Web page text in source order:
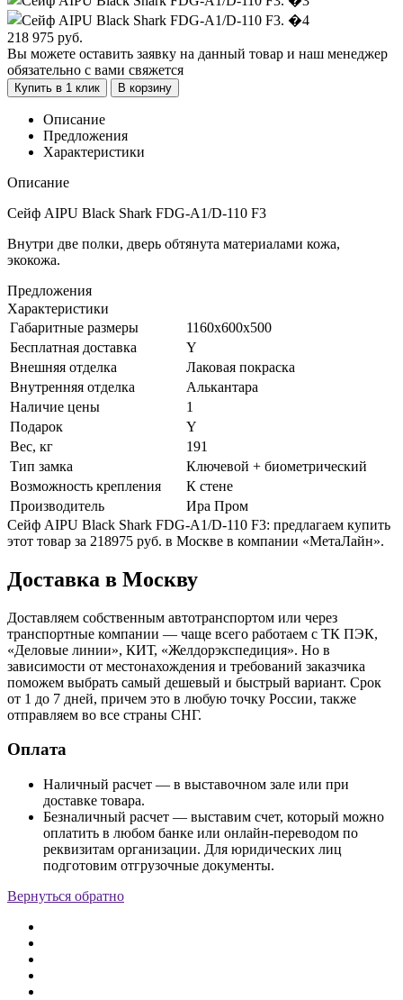
218 975 руб.
Вы можете оставить заявку на данный товар и наш менеджер
обязательно с вами свяжется
Купить в 1 клик В корзину
Описание
Предложения
Характеристики
Описание
Сейф AIPU Black Shark FDG-A1/D-110 F3
Внутри две полки, дверь обтянута материалами кожа,
экокожа.
Предложения
Характеристики
Габаритные размеры
1160x600x500
Бесплатная доставка
Y
Внешняя отделка
Лаковая покраска
Внутренняя отделка
Алькантара
Наличие цены
1
Подарок
Y
Вес, кг
191
Тип замка
Ключевой + биометрический
Возможность крепления
К стене
Производитель
Ира Пром
Сейф AIPU Black Shark FDG-A1/D-110 F3: предлагаем купить
этот товар за 218975 руб. в Москве в компании «МетаЛайн».
Доставка в Москву
Доставляем собственным автотранспортом или через
транспортные компании — чаще всего работаем с ТК ПЭК,
«Деловые линии», КИТ, «Желдорэкспедиция». Но в
зависимости от местонахождения и требований заказчика
поможем выбрать самый дешевый и быстрый вариант. Срок
от 1 до 7 дней, причем это в любую точку России, также
отправляем во все страны СНГ.
Оплата
Наличный расчет — в выставочном зале или при
доставке товара.
Безналичный расчет — выставим счет, который можно
оплатить в любом банке или онлайн-переводом по
реквизитам организации. Для юридических лиц
подготовим отгрузочные документы.
Вернуться обратно